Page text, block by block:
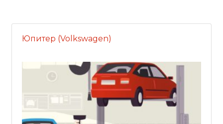
Юпитер (Volkswagen)